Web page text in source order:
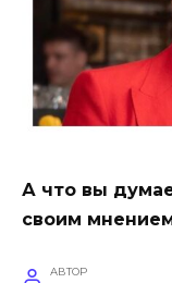
А что вы
своим
АВТОР